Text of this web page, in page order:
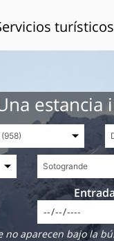
estancia
Entrada
no aparecen bajo la